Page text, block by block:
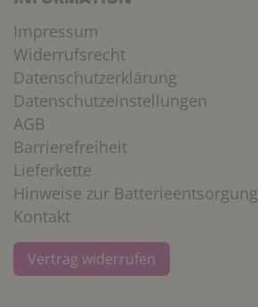
Impressum
Widerrufsrecht
Datenschutzerklärung
Datenschutzeinstellungen
AGB
Barrierefreiheit
Lieferkette
Hinweise zur Batterieentsorgung
Kontakt
Vertrag widerrufen